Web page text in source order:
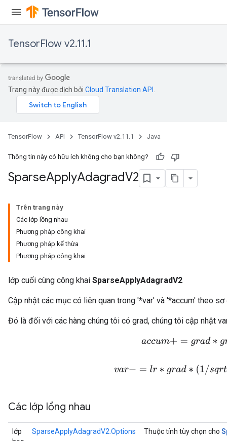
TensorFlow v2.11.1
Trang này được dịch bởi Cloud Translation API
TensorFlow API TensorFlow v2.11.1 Java
Thông tin này có hữu ích không cho bạn không?
SparseApplyAdagradV2
Trên trang này
Các lớp lồng nhau
Phương pháp công khai
Phương pháp kế thừa
Phương pháp công khai
lớp cuối cùng công khai SparseApplyAdagradV2
Cập nhật các mục có liên quan trong '*var' và '*accum' theo sơ
Đó là đối với các hàng chúng tôi có grad, chúng tôi cập nhật
accum += grad∗grad
var −=l r∗ grad∗(1 /sqrt(ac
Các lớp lồng nhau
lớp
SparseApplyAdagradV2.Options Thuộc tính tùy chọn cho